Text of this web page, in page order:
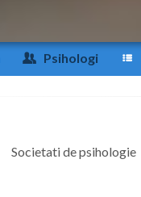
Psihologi
Societati de psihologie